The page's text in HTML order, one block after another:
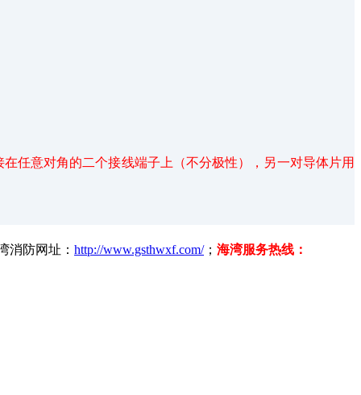
在任意对角的二个接线端子上（不分极性），另一对导体片用
消防网址： http://www.gsthwxf.com/； 海湾服务热线：